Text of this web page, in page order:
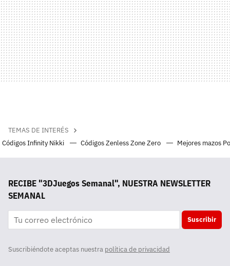
TEMAS DE INTERÉS
Códigos Infinity Nikki
Códigos Zenless Zone Zero Mejores mazos
RECIBE "3DJuegos Semanal", NUESTRA NEWSLETTER
SEMANAL
Suscribir
Suscribiéndote aceptas nuestra política de privacidad